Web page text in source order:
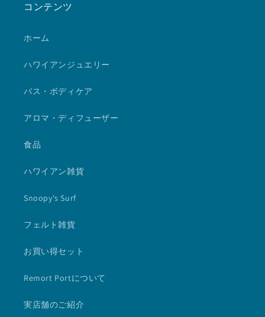
コンテンツ
ホーム
ハワイアンジュエリー
バス・ボディケア
アロマ・ディフューザー
食品
ハワイアン雑貨
Snoopy's Surf
フェルト雑貨
お買い得セット
Remort Portについて
実店舗のご紹介